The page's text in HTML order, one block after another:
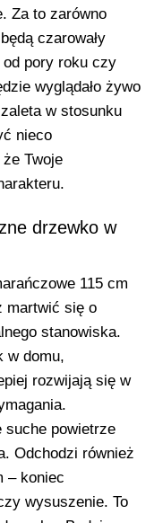
Za to zarówno
czarowały
pory roku czy
wyglądało żywo
w stosunku
nieco
Twoje
drzewko w
115 cm
martwić się o
stanowiska.
w domu,
rozwijają się w
suche powietrze
Odchodzi również
– koniec
wysuszenie. To